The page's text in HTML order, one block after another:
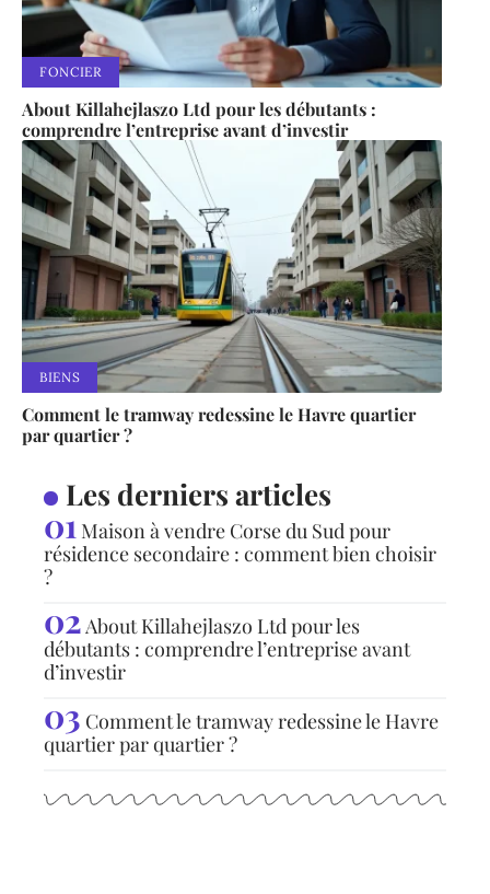
FONCIER
About Killahejlaszo Ltd pour les débutants :
comprendre l’entreprise avant d’investir
BIENS
Comment le tramway redessine le Havre quartier
par quartier ?
Les derniers articles
Maison à vendre Corse du Sud pour
résidence secondaire : comment bien choisir
?
About Killahejlaszo Ltd pour les
débutants : comprendre l’entreprise avant
d’investir
Comment le tramway redessine le Havre
quartier par quartier ?